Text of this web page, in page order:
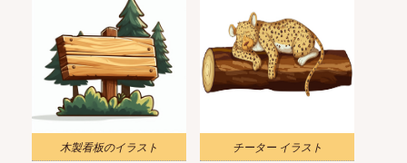
木製看板のイラスト チーター イラスト